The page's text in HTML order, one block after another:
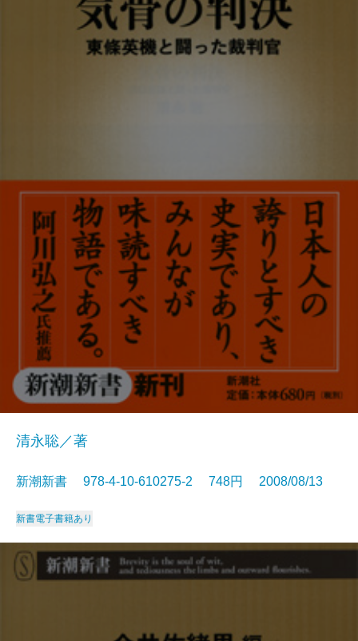
清永聡／著
新潮新書 978-4-10-610275-2 748円 2008/08/13
新書電子書籍あり